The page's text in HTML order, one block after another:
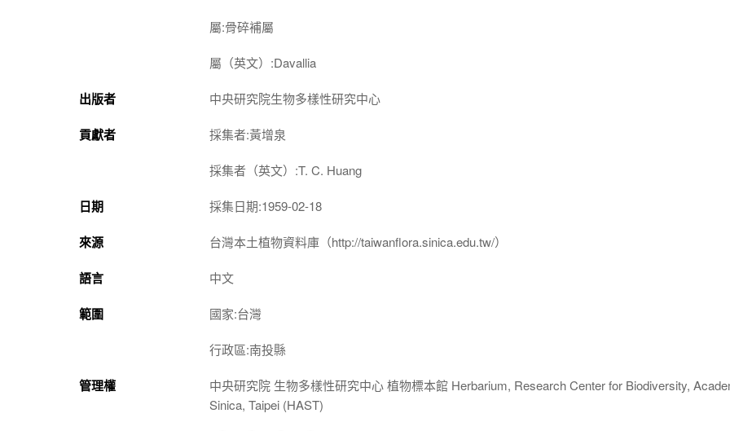
屬:骨碎補屬
屬（英文）:Davallia
出版者 中央研究院生物多樣性研究中心
貢獻者 採集者:黃增泉
採集者（英文）:T. C. Huang
日期 採集日期:1959-02-18
來源 台灣本土植物資料庫（http://taiwanflora.sinica.edu.tw/）
語言 中文
範圍 國家:台灣
行政區:南投縣
管理權
中央研究院 生物多樣性研究中心 植物標本館 Herbarium, Research Center for Biodiversity,
Sinica, Taipei (HAST)